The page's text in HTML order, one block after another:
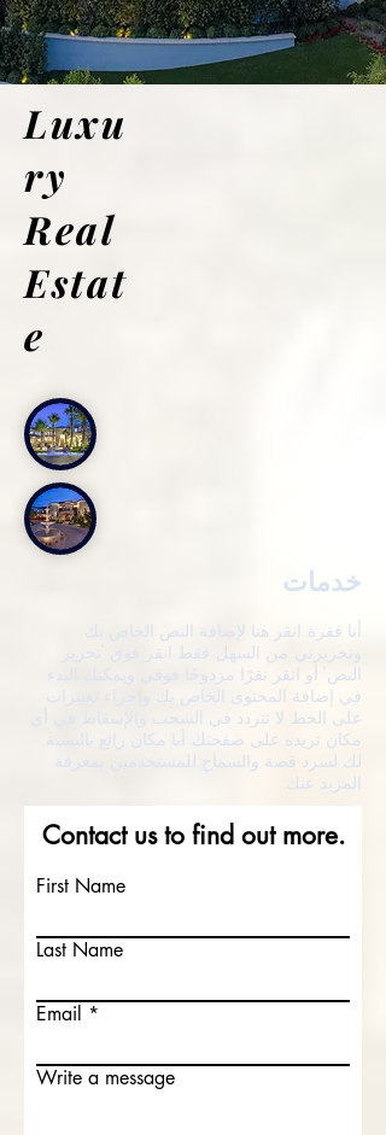
Luxu
ry
Real
Estat
e
خدمات
أنا فقرة. انقر هنا لإضافة النص الخاص بك
وتحريرني. من السهل. فقط انقر فوق "تحرير
النص" أو انقر نقرًا مزدوجًا فوقي ويمكنك البدء
في إضافة المحتوى الخاص بك وإجراء تغييرات
على الخط. لا تتردد في السحب والإسقاط في أي
مكان تريده على صفحتك. أنا مكان رائع بالنسبة
لك لسرد قصة والسماح للمستخدمين بمعرفة
المزيد عنك.
Contact us to find out more.
First Name
Last Name
Email
Write a message